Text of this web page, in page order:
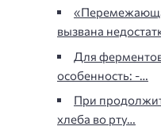
вызвана
Для
особенность: -…
При
хлеба во рту…